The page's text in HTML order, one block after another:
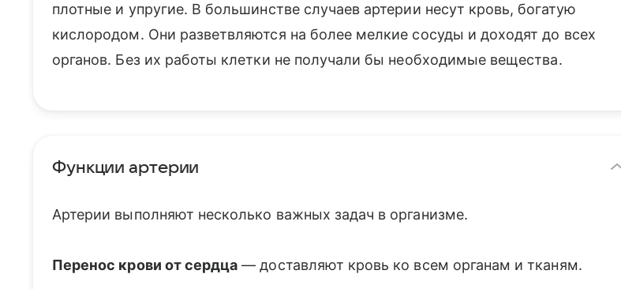
плотные и упругие. В большинстве случаев артерии несут кровь, богатую
кислородом. Они разветвляются на более мелкие сосуды и доходят до всех
органов. Без их работы клетки не получали бы необходимые вещества.
Функции артерии
Артерии выполняют несколько важных задач в организме.
Перенос крови от сердца — доставляют кровь ко всем органам и тканям.